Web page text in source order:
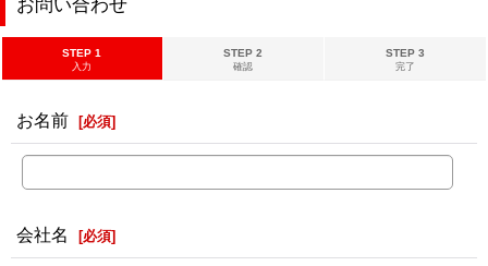
お問い合わせ
STEP 1
入力
STEP 2
確認
STEP 3
完了
お名前 [必須]
会社名 [必須]